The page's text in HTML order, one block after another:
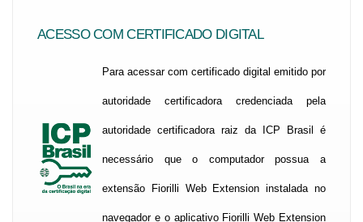
ACESSO COM CERTIFICADO DIGITAL
Para acessar com certificado digital emitido por
autoridade certificadora credenciada pela
autoridade certificadora raiz da ICP Brasil é
necessário que o computador possua a
extensão Fiorilli Web Extension instalada no
navegador e o aplicativo Fiorilli Web Extension